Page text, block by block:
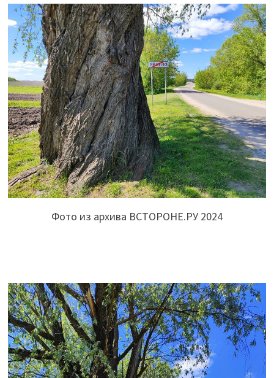
Фото из архива ВСТОРОНЕ.РУ 2024